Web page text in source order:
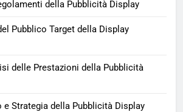
della Pubblicità Display
Pubblico Target della Display
delle Prestazioni della Pubblicità
e Strategia della Pubblicità Display